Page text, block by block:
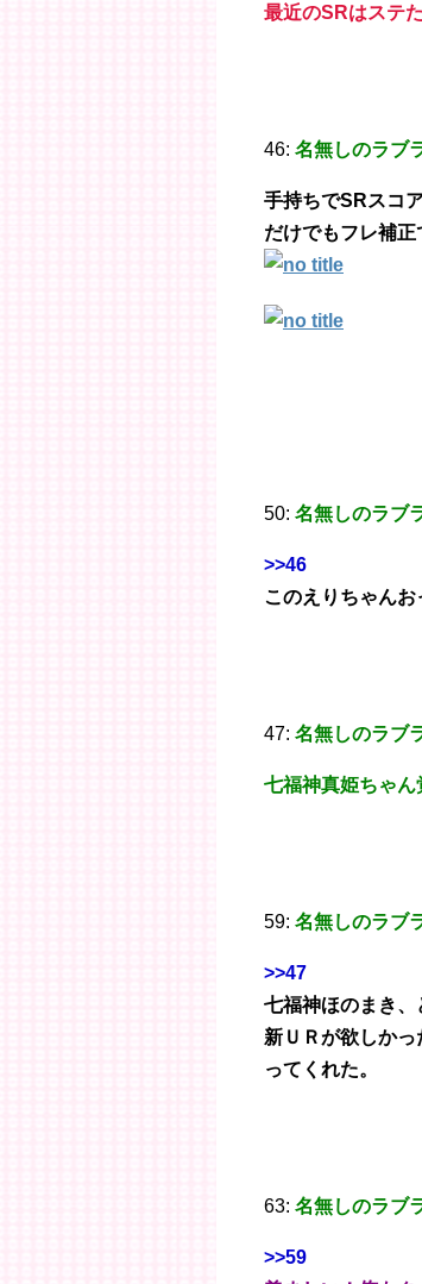
最近のSRはステ
46: 名無しのラブ
手持ちでSRスコ
だけでもフレ補
50: 名無しのラブ
>>46
このえりちゃん
47: 名無しのラブ
七福神真姫ちゃ
59: 名無しのラブ
>>47
七福神ほのまき
新ＵＲが欲しか
ってくれた。
63: 名無しのラブ
>>59